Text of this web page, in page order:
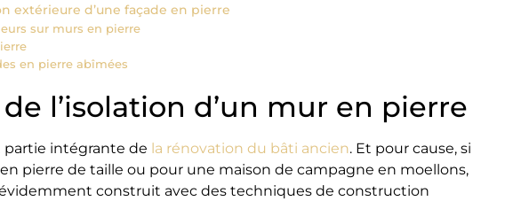
extérieure d’une façade en pierre
sur murs en pierre
en pierre abîmées
l’isolation d’un mur en pierre
partie intégrante de la rénovation du bâti ancien. Et pour cause, si
pierre de taille ou pour une maison de campagne en moellons,
construit avec des techniques de construction